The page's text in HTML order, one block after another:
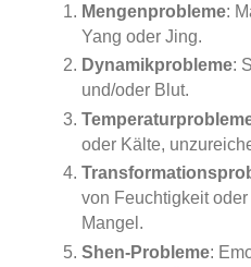
Mengenprobleme:
Yang oder Jing.
Dynamikprobleme:
und/oder Blut.
oder Kälte,
von Feuchtigkeit
Mangel.
Shen-Probleme: